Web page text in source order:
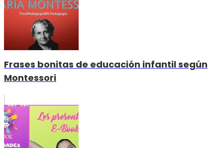
Frases bonitas de educación infantil según
Montessori